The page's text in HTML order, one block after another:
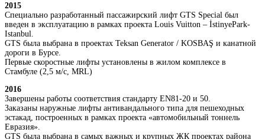
2015
Специально разработанный пассажирский лифт GTS Special был
введен в эксплуатацию в рамках проекта Louis Vuitton – İstinyePark-
Istanbul.
GTS была выбрана в проектах Teksan Generator / KOSBAŞ и канатной
дороги в Бурсе.
Первые скоростные лифты установлены в жилом комплексе в
Стамбуле (2,5 м/с, MRL)
2016
Завершены работы соответствия стандарту EN81-20 и 50.
Заказаны наружные лифты антивандального типа для пешеходных
эстакад, построенных в рамках проекта «автомобильный тоннель
Евразия».
GTS была выбрана в самых важных и крупных ЖК проектах района